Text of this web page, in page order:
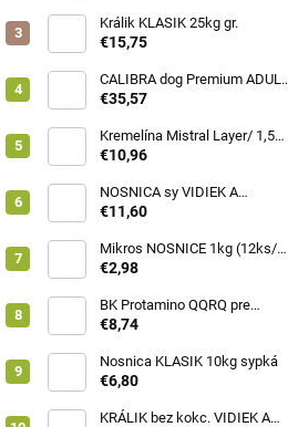
Králik KLASIK 25kg gr.
€15,75
CALIBRA dog Premium ADULT
LARGE 12kg
€35,57
Kremelína Mistral Layer/ 1,5
kg vedro
€10,96
NOSNICA sy VIDIEK A
TRADÍCIA 20kg (1paleta/
€11,60
Mikros NOSNICE 1kg (12ks/
1kartón)
€2,98
BK Protamino QQRQ pre
nosnice 5kg SANO
€8,74
Nosnica KLASIK 10kg sypká
€6,80
KRÁLIK bez kokc. VIDIEK A